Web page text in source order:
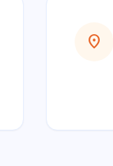
location_on